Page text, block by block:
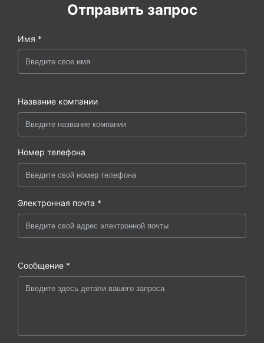
Отправить запрос
Имя *
Название компании
Номер телефона
Электронная почта *
Сообщение *